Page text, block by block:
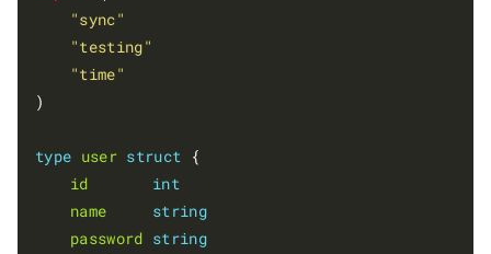
"sync"
"testing"
"time"
)
type user struct {
id
int
name
string
password string